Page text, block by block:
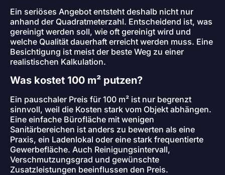
Ein seriöses Angebot entsteht deshalb nicht nur
anhand der Quadratmeterzahl. Entscheidend ist, was
gereinigt werden soll, wie oft gereinigt wird und
welche Qualität dauerhaft erreicht werden muss. Eine
Besichtigung ist meist der beste Weg zu einer
realistischen Kalkulation.
Was kostet 100 m² putzen?
Ein pauschaler Preis für 100 m² ist nur begrenzt
sinnvoll, weil die Kosten stark vom Objekt abhängen.
Eine einfache Bürofläche mit wenigen
Sanitärbereichen ist anders zu bewerten als eine
Praxis, ein Ladenlokal oder eine stark frequentierte
Gewerbefläche. Auch Reinigungsintervall,
Verschmutzungsgrad und gewünschte
Zusatzleistungen beeinflussen den Preis.